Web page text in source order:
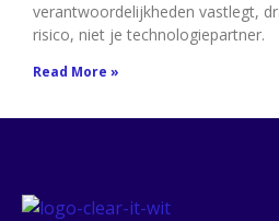
verantwoordelijkheden vastlegt,
risico, niet je technologiepartner.
Read More »